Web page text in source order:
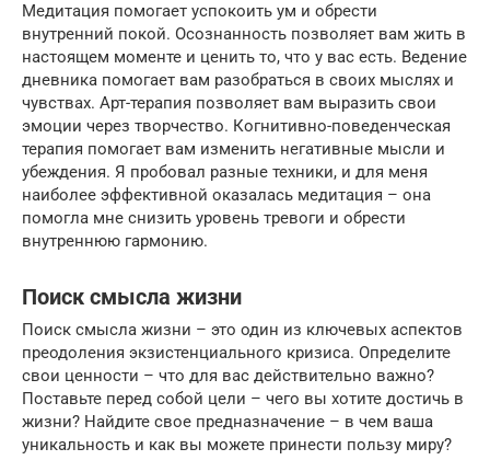
Медитация помогает успокоить ум и обрести
внутренний покой. Осознанность позволяет вам жить в
настоящем моменте и ценить то, что у вас есть. Ведение
дневника помогает вам разобраться в своих мыслях и
чувствах. Арт-терапия позволяет вам выразить свои
эмоции через творчество. Когнитивно-поведенческая
терапия помогает вам изменить негативные мысли и
убеждения. Я пробовал разные техники, и для меня
наиболее эффективной оказалась медитация – она
помогла мне снизить уровень тревоги и обрести
внутреннюю гармонию.
Поиск смысла жизни
Поиск смысла жизни – это один из ключевых аспектов
преодоления экзистенциального кризиса. Определите
свои ценности – что для вас действительно важно?
Поставьте перед собой цели – чего вы хотите достичь в
жизни? Найдите свое предназначение – в чем ваша
уникальность и как вы можете принести пользу миру?